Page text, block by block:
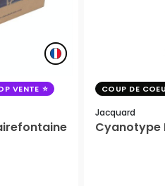
VENTE COUP DE
Jacquard
Cyanotype